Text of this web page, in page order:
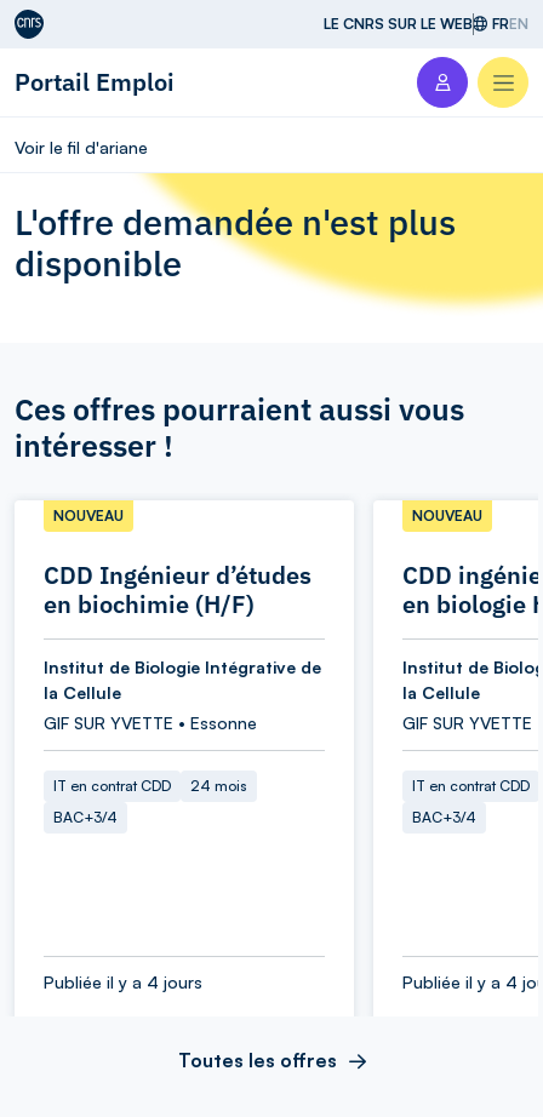
Aller au contenu LE CNRS SUR LE WEB FREN
Portail Emploi
Voir le fil d'ariane
L'offre demandée n'est plus
disponible
Ces offres pourraient aussi vous
intéresser !
CDD Ingénieur d’études
en biochimie (H/F)
NOUVEAU
Institut de Biologie Intégrative de
la Cellule
GIF SUR YVETTE • Essonne
IT en contrat CDD
24 mois
BAC+3/4
Publiée il y a 4 jours
CDD
en biologie
NOUVEAU
Institut de
la Cellule
GIF SUR YVETTE
IT en contrat CDD
BAC+3/4
Publiée il y a 4
Toutes les offres